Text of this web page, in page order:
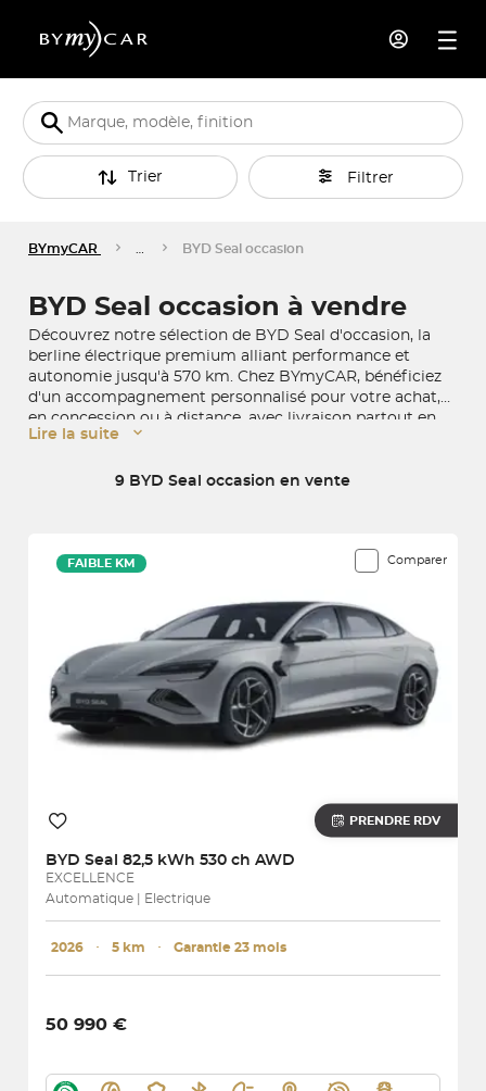
Trier Filtrer
BYmyCAR BYD Seal occasion
BYD Seal occasion à vendre
Découvrez notre sélection de BYD Seal d'occasion, la
berline électrique premium alliant performance et
autonomie jusqu'à 570 km. Chez BYmyCAR, bénéficiez
d'un accompagnement personnalisé pour votre achat,
en concession ou à distance, avec livraison partout en
France.
Lire la suite
9 BYD Seal occasion en vente
Comparer
FAIBLE KM
PRENDRE RDV
BYD Seal 82,5 kWh 530 ch AWD
EXCELLENCE
Automatique | Electrique
2026 ･ 5 km ･ Garantie 23 mois
50 990 €